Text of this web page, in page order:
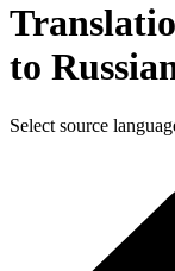
to
Select source